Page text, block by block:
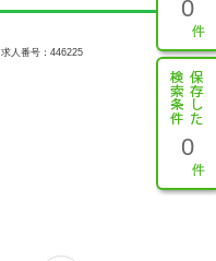
0
0
求人番号：446225